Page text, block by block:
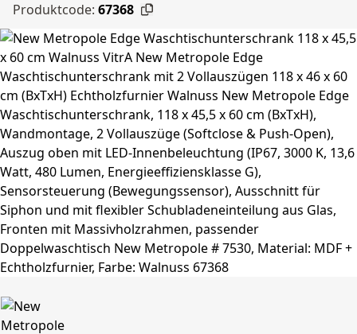
Produktcode: 67368